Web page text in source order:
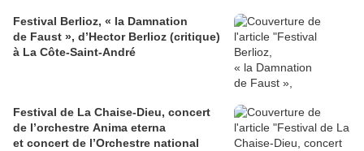
Festival Berlioz, « la Damnation
de Faust », d’Hector Berlioz (critique)
à La Côte‑Saint‑André
Festival de La Chaise-Dieu, concert
de l’orchestre Anima eterna
et concert de l’Orchestre national